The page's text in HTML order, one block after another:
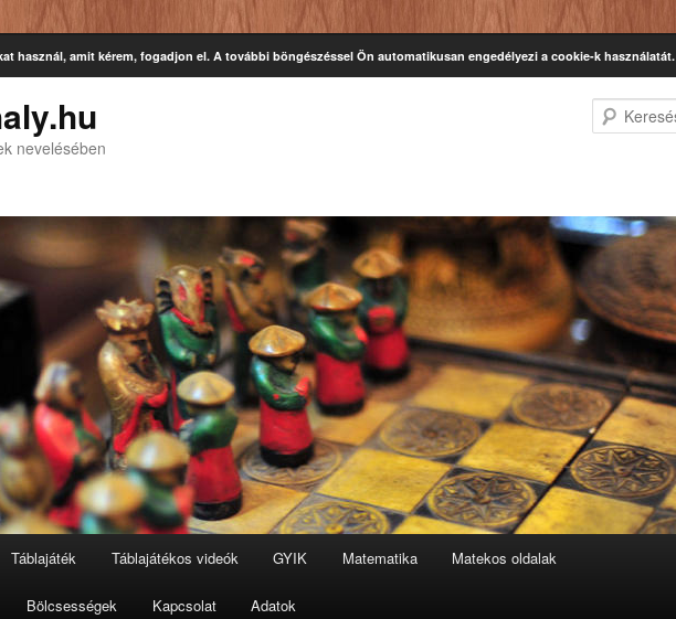
nevelésében
Táblajáték Táblajátékos videók GYIK Matematika Matekos oldalak
Bölcsességek Kapcsolat Adatok
használ, amit kérem, fogadjon el. A további böngészéssel Ön automatikusan engedélyezi a cookie-k használatát.